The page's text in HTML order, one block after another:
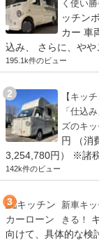
く使い
ッチン
カー 車
込み、 さらに、やや
195.1k件のビュー
【キッ
「仕込
ズのキ
円 （消
3,254,780円） ※諸
142k件のビュー
新車キ
きる！
向けて、具体的な検